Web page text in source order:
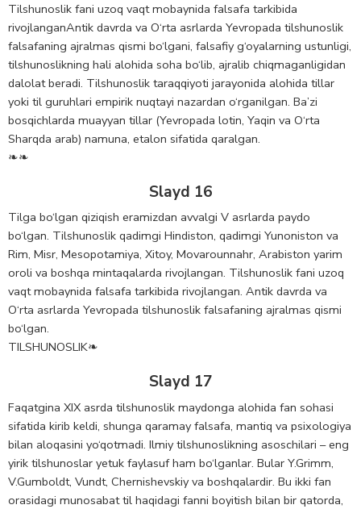
Tilshunoslik fani uzoq vaqt mobaynida falsafa tarkibida
rivojlanganAntik davrda va O‘rta asrlarda Yevropada tilshunoslik
falsafaning ajralmas qismi bo‘lgani, falsafiy g‘oyalarning ustunligi,
tilshunoslikning hali alohida soha bo‘lib, ajralib chiqmaganligidan
dalolat beradi. Tilshunoslik taraqqiyoti jarayonida alohida tillar
yoki til guruhlari empirik nuqtayi nazardan o‘rganilgan. Ba’zi
bosqichlarda muayyan tillar (Yevropada lotin, Yaqin va O‘rta
Sharqda arab) namuna, etalon sifatida qaralgan.
❧❧
Slayd 16
Tilga bo‘lgan qiziqish eramizdan avvalgi V asrlarda paydo
bo‘lgan. Tilshunoslik qadimgi Hindiston, qadimgi Yunoniston va
Rim, Misr, Mesopotamiya, Xitoy, Movarounnahr, Arabiston yarim
oroli va boshqa mintaqalarda rivojlangan. Tilshunoslik fani uzoq
vaqt mobaynida falsafa tarkibida rivojlangan. Antik davrda va
O‘rta asrlarda Yevropada tilshunoslik falsafaning ajralmas qismi
bo‘lgan.
TILSHUNOSLIK❧
Slayd 17
Faqatgina XIX asrda tilshunoslik maydonga alohida fan sohasi
sifatida kirib keldi, shunga qaramay falsafa, mantiq va psixologiya
bilan aloqasini yo‘qotmadi. Ilmiy tilshunoslikning asoschilari – eng
yirik tilshunoslar yetuk faylasuf ham bo‘lganlar. Bular Y.Grimm,
V.Gumboldt, Vundt, Chernishevskiy va boshqalardir. Bu ikki fan
orasidagi munosabat til haqidagi fanni boyitish bilan bir qatorda,